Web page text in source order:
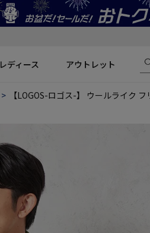
レディース アウトレット
【LOGOS-ロゴス-】 ウールライク